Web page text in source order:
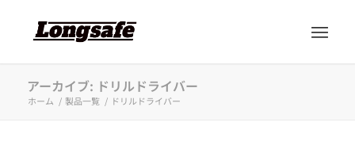
アーカイブ: ドリルドライバー
ホーム / 製品一覧 / ドリルドライバー